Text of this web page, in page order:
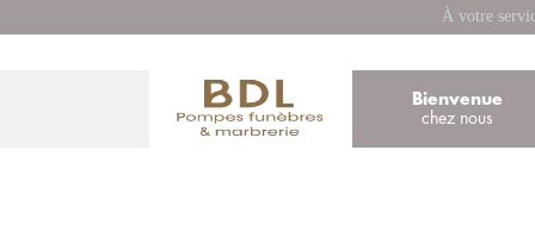
À votre
Bienvenue
chez nous